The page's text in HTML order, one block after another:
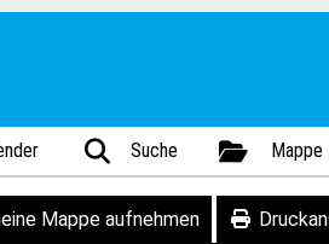
Suche Mappe
Mappe aufnehmen